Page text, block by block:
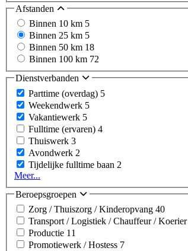
Afstanden
Binnen 10 km 5
Binnen 25 km 5
Binnen 50 km 18
Binnen 100 km 72
Dienstverbanden
Parttime (overdag) 5
Weekendwerk 5
Vakantiewerk 5
Fulltime (ervaren) 4
Thuiswerk 3
Avondwerk 2
Tijdelijke fulltime baan 2
Meer...
Beroepsgroepen
Zorg / Thuiszorg / Kinderopvang 40
Transport / Logistiek / Chauffeur / Koerier
Productie 11
Promotiewerk / Hostess 7